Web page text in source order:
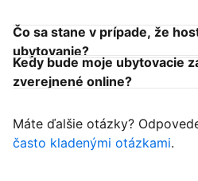
Čo sa stane v prípade, že
ubytovanie?
Kedy bude moje ubytovacie
zverejnené online?
Máte ďalšie otázky?
často kladenými otázkami.